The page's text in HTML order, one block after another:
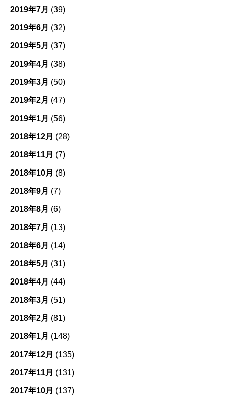
2019年7月 (39)
2019年6月 (32)
2019年5月 (37)
2019年4月 (38)
2019年3月 (50)
2019年2月 (47)
2019年1月 (56)
2018年12月 (28)
2018年11月 (7)
2018年10月 (8)
2018年9月 (7)
2018年8月 (6)
2018年7月 (13)
2018年6月 (14)
2018年5月 (31)
2018年4月 (44)
2018年3月 (51)
2018年2月 (81)
2018年1月 (148)
2017年12月 (135)
2017年11月 (131)
2017年10月 (137)